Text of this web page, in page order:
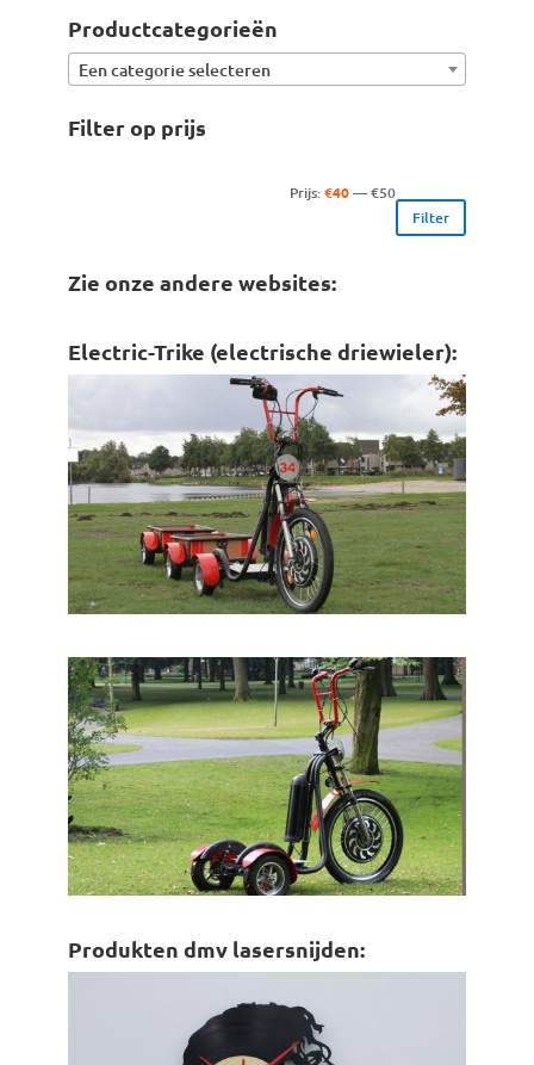
Productcategorieën
Een categorie selecteren
Filter op prijs
Filter
Prijs:€40—€50
Zie onze andere websites:
Electric-Trike (electrische driewieler):
Produkten dmv lasersnijden: